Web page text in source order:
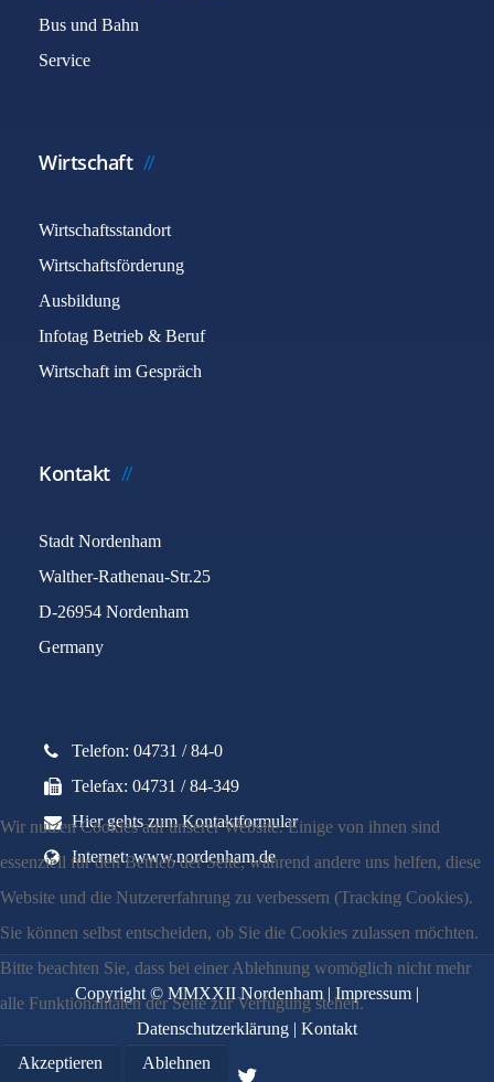
Bus und Bahn
Service
Wirtschaft
Wirtschaftsstandort
Wirtschaftsförderung
Ausbildung
Infotag Betrieb & Beruf
Wirtschaft im Gespräch
Kontakt
Stadt Nordenham
Walther-Rathenau-Str.25
D-26954 Nordenham
Germany
Telefon: 04731 / 84-0
Telefax: 04731 / 84-349
Hier gehts zum Kontaktformular
Internet: www.nordenham.de
Copyright © MMXXII Nordenham |Impressum |
Datenschutzerklärung | Kontakt
Wir nutzen Cookies auf unserer Website. Einige von ihnen sind
essenziell für den Betrieb der Seite, während andere uns helfen, diese
Website und die Nutzererfahrung zu verbessern (Tracking Cookies).
Sie können selbst entscheiden, ob Sie die Cookies zulassen möchten.
Bitte beachten Sie, dass bei einer Ablehnung womöglich nicht mehr
alle Funktionalitäten der Seite zur Verfügung stehen.
Akzeptieren Ablehnen